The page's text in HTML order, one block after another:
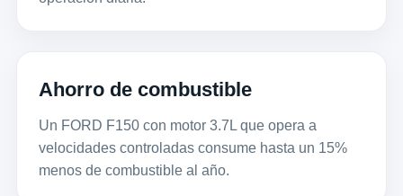
Ahorro de combustible
Un FORD F150 con motor 3.7L que opera a
velocidades controladas consume hasta un 15%
menos de combustible al año.